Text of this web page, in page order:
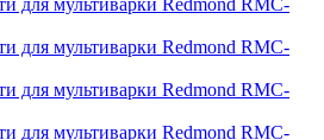
для мультиварки Redmond RMC-
для мультиварки Redmond RMC-
для мультиварки Redmond RMC-
для мультиварки Redmond RMC-